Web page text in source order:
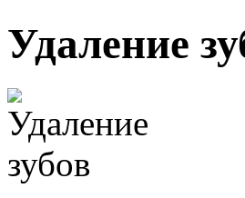
Удаление